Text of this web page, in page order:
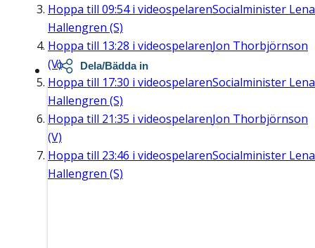
Hoppa till 09:54i videospelarenSocialminister Lena
Hallengren (S)
Hoppa till 13:28 i videospelarenJon Thorbjörnson
(V)
Hoppa till 17:30 i videospelarenSocialminister Lena
Hallengren (S)
Hoppa till 21:35 i videospelarenJon Thorbjörnson
(V)
Hoppa till 23:46 i videospelarenSocialminister Lena
Hallengren (S)
Dela/Bädda in